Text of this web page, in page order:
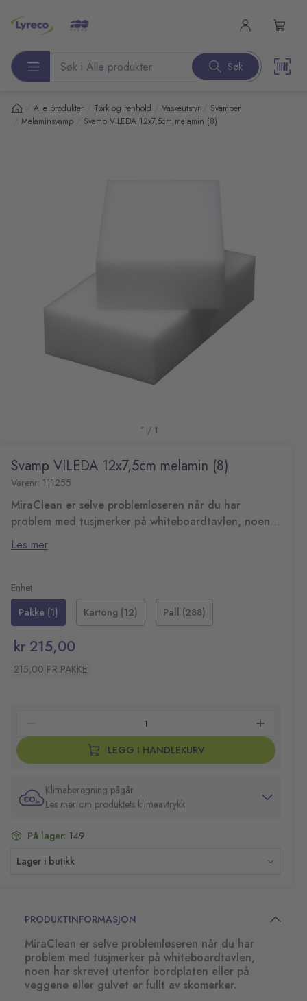
Søk etter produkter Søk
Alle produkter Tørk og renhold Vaskeutstyr Svamper
Melaminsvamp Svamp VILEDA 12x7,5cm melamin (8)
1 / 1
Svamp VILEDA 12x7,5cm melamin (8)
Varenr: 111255
MiraClean er selve problemløseren når du har
problem med tusjmerker på whiteboardtavlen, noen
har skrevet utenfor bordplaten eller på veggene eller
gulvet er fullt av skomerker.
Tar bort gjenstridige merker, flekker og inngrodd smuss
med et minimum av anstrengelse.
Brukes sammen med rent vann
Opptil 26 ganger mer effektiv enn en mikrofiberklut
Les mer
Enhet
Pakke (1)
Kartong (12) Pall (288)
kr 215,00
215,00 PR PAKKE
LEGG I HANDLEKURV
Klimaberegning pågår
Les mer om produktets klimaavtrykk
På lager: 149
Lager i butikk
PRODUKTINFORMASJON
MiraClean er selve problemløseren når du har
problem med tusjmerker på whiteboardtavlen,
noen har skrevet utenfor bordplaten eller på
veggene eller gulvet er fullt av skomerker.